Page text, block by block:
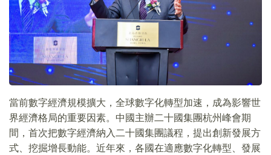
當前數字經濟規模擴大，全球數字化轉型加速，成為影響世
界經濟格局的重要因素。中國主辦二十國集團杭州峰會期
間，首次把數字經濟納入二十國集團議程，提出創新發展方
式、挖掘增長動能。近年來，各國在適應數字化轉型、發展